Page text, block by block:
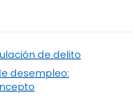
de delito
desempleo: